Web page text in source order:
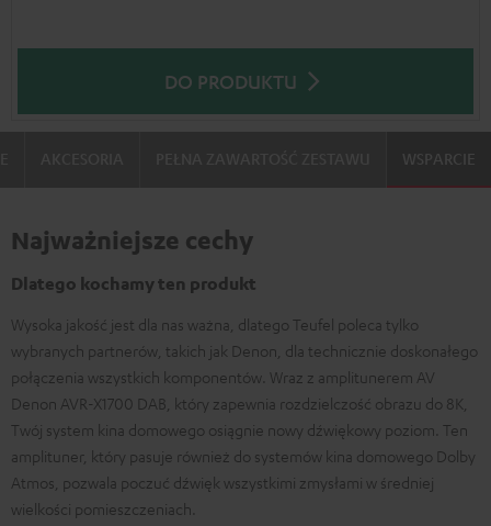
DO PRODUKTU
WSPARCIE
Najważniejsze cechy
Dlatego kochamy ten produkt
Wysoka jakość jest dla nas ważna, dlatego Teufel poleca tylko
wybranych partnerów, takich jak Denon, dla technicznie doskonałego
połączenia wszystkich komponentów. Wraz z amplitunerem AV
Denon AVR-X1700 DAB, który zapewnia rozdzielczość obrazu do 8K,
Twój system kina domowego osiągnie nowy dźwiękowy poziom. Ten
amplituner, który pasuje również do systemów kina domowego Dolby
Atmos, pozwala poczuć dźwięk wszystkimi zmysłami w średniej
wielkości pomieszczeniach.